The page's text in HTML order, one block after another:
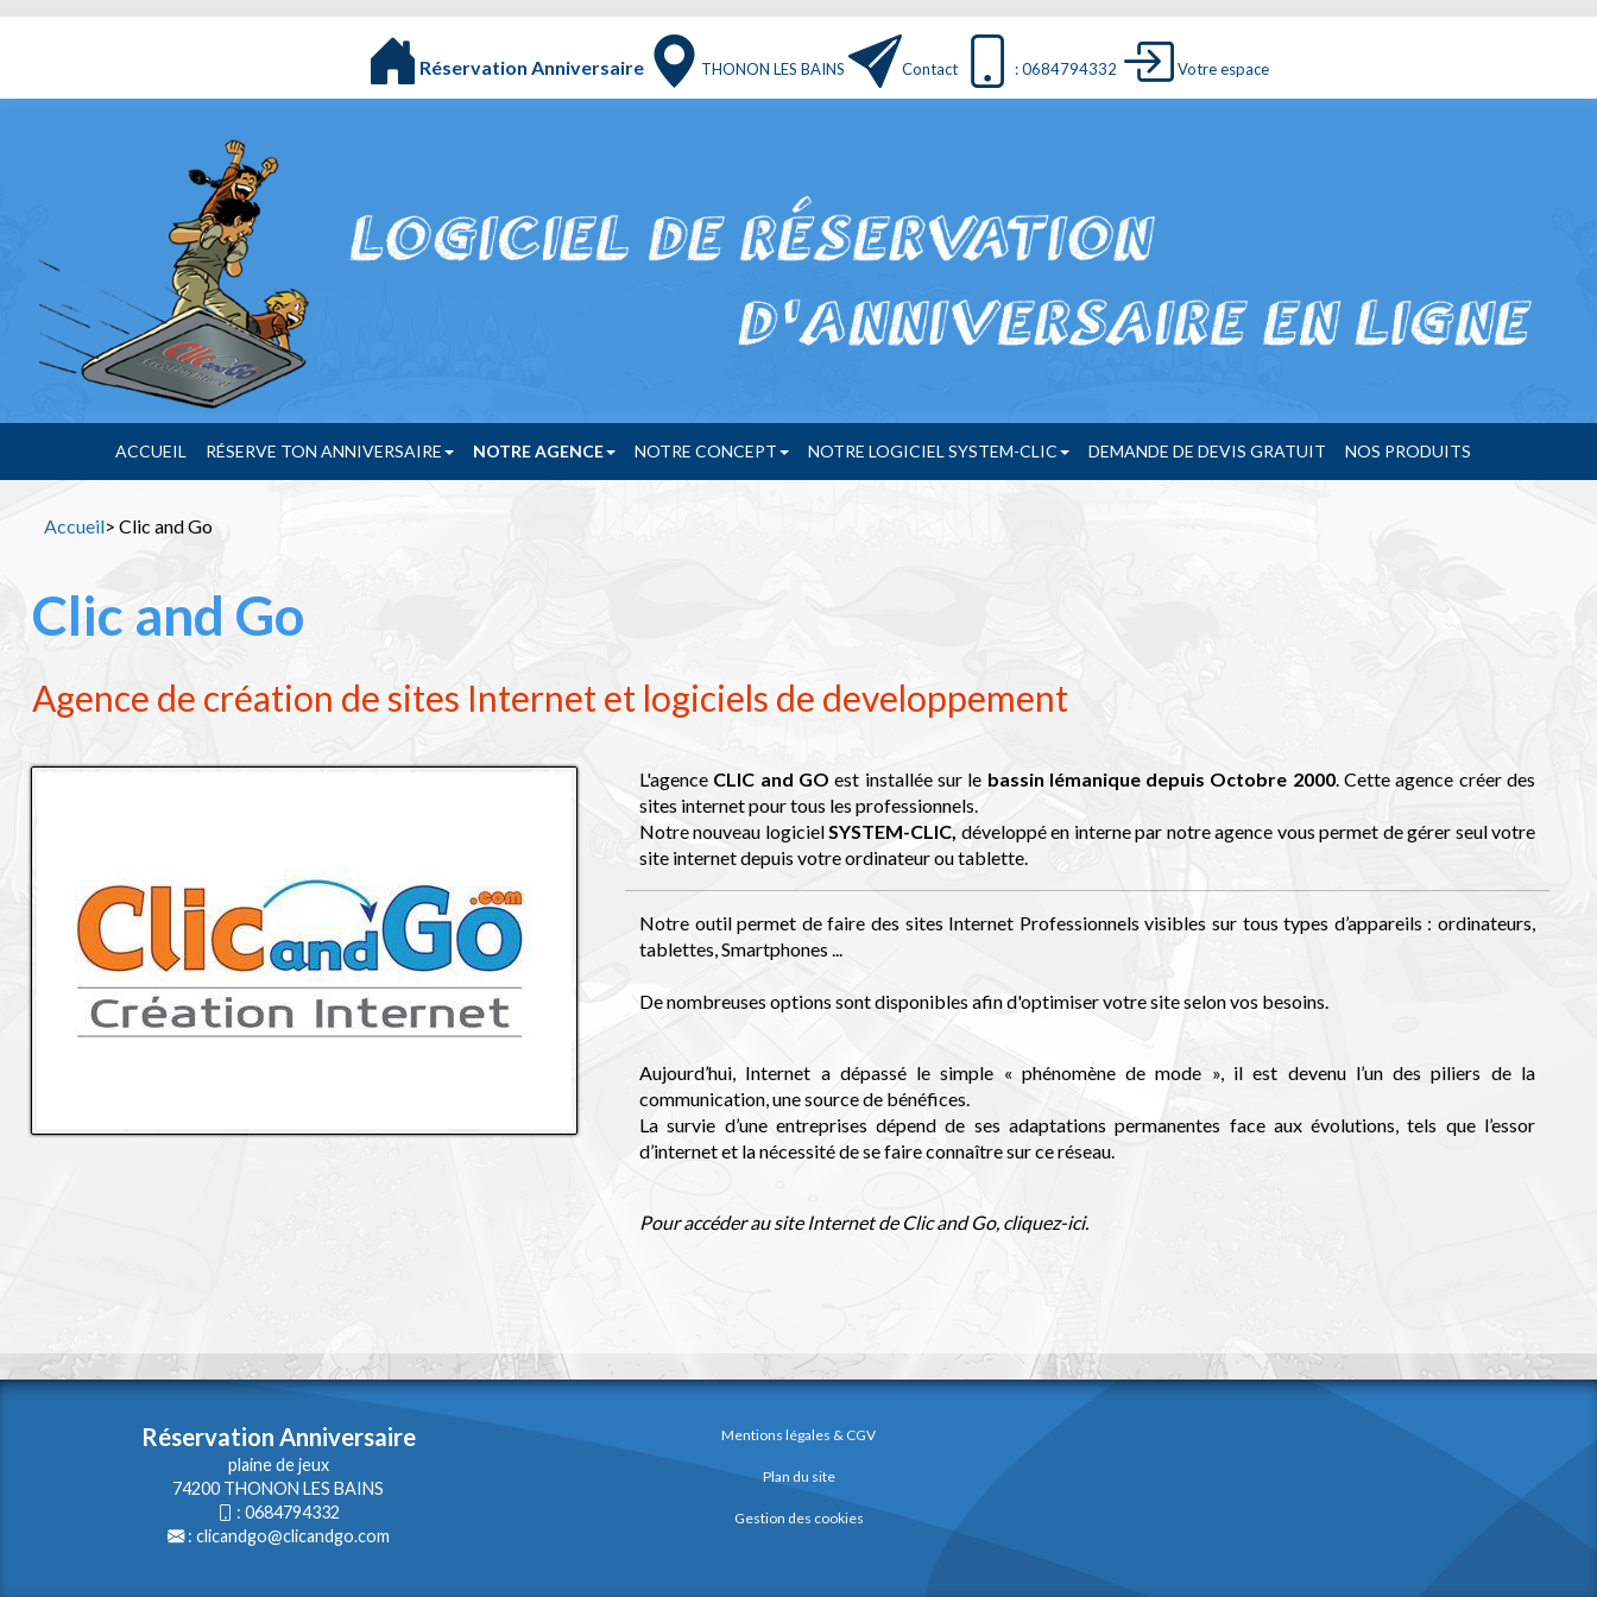
Réservation Anniversaire THONON LES BAINS Contact : 0684794332 Votre espace
ACCUEIL RÉSERVE TON ANNIVERSAIRE NOTRE AGENCE NOTRE CONCEPT NOTRE LOGICIEL SYSTEM-CLIC DEMANDE DE DEVIS GRATUIT NOS PRODUITS
Accueil> Clic and Go
Clic and Go
Agence de création de sites Internet et logiciels de developpement
L'agence CLIC and GO est installée sur le bassin lémanique depuis Octobre 2000. Cette agence créer des
sites internet pour tous les professionnels.
Notre nouveau logicielSYSTEM-CLIC, développé en interne par notre agence vous permet de gérer seul votre
site internet depuis votre ordinateur ou tablette.
Notre outil permet de faire des sites Internet Professionnels visibles sur tous types d’appareils : ordinateurs,
tablettes, Smartphones ...
De nombreuses options sont disponibles afin d'optimiser votre site selon vos besoins.
Aujourd’hui, Internet a dépassé le simple « phénomène de mode », il est devenu l’un des piliers de la
communication, une source de bénéfices.
La survie d’une entreprises dépend de ses adaptations permanentes face aux évolutions, tels que l’essor
d’internet et la nécessité de se faire connaître sur ce réseau.
Pour accéder au site Internet de Clic and Go, cliquez-ici.
Réservation Anniversaire
plaine de jeux
74200 THONON LES BAINS
: 0684794332
: clicandgo@clicandgo.com
Mentions légales & CGV
Plan du site
Gestion des cookies